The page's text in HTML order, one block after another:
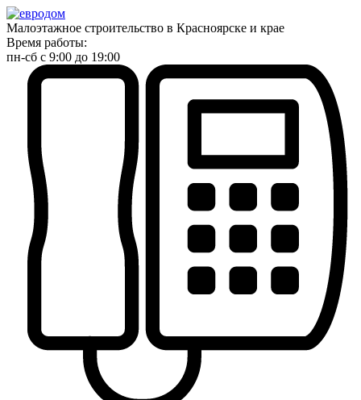
Малоэтажное строительство в Красноярске и крае
Время работы:
пн-сб с 9:00 до 19:00